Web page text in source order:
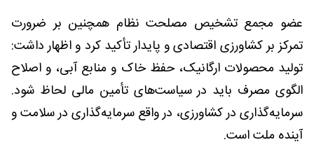
عضو مجمع تشخیص مصلحت نظام همچنین بر ضرورت
تمرکز بر کشاورزی اقتصادی و پایدار تأکید کرد و اظهار داشت:
تولید محصولات ارگانیک، حفظ خاک و منابع آبی، و اصلاح
الگوی مصرف باید در سیاست‌های تأمین مالی لحاظ شود.
سرمایه‌گذاری در کشاورزی، در واقع سرمایه‌گذاری در سلامت و
آینده ملت است.